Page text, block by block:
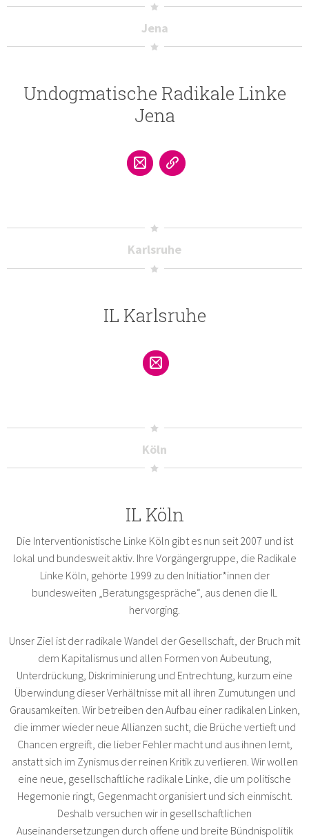
Jena
Undogmatische Radikale Linke
Jena
Karlsruhe
IL Karlsruhe
Köln
IL Köln
Die Interventionistische Linke Köln gibt es nun seit 2007 und ist
lokal und bundesweit aktiv. Ihre Vorgängergruppe, die Radikale
Linke Köln, gehörte 1999 zu den Initiatior*innen der
bundesweiten „Beratungsgespräche“, aus denen die IL
hervorging.
Unser Ziel ist der radikale Wandel der Gesellschaft, der Bruch mit
dem Kapitalismus und allen Formen von Aubeutung,
Unterdrückung, Diskriminierung und Entrechtung, kurzum eine
Überwindung dieser Verhältnisse mit all ihren Zumutungen und
Grausamkeiten. Wir betreiben den Aufbau einer radikalen Linken,
die immer wieder neue Allianzen sucht, die Brüche vertieft und
Chancen ergreift, die lieber Fehler macht und aus ihnen lernt,
anstatt sich im Zynismus der reinen Kritik zu verlieren. Wir wollen
eine neue, gesellschaftliche radikale Linke, die um politische
Hegemonie ringt, Gegenmacht organisiert und sich einmischt.
Deshalb versuchen wir in gesellschaftlichen
Auseinandersetzungen durch offene und breite Bündnispolitik